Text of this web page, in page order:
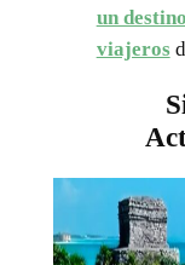
un
viajeros